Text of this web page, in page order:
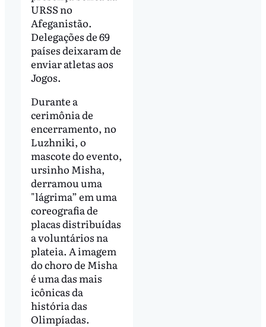
URSS no
Afeganistão.
Delegações de 69
países deixaram de
enviar atletas aos
Jogos.
Durante a
cerimônia de
encerramento, no
Luzhniki, o
mascote do evento,
ursinho Misha,
derramou uma
"lágrima” em uma
coreografia de
placas distribuídas
a voluntários na
plateia. A imagem
do choro de Misha
é uma das mais
icônicas da
história das
Olimpíadas.